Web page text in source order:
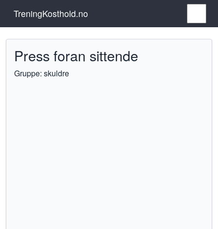
TreningKosthold.no
Press foran sittende
Gruppe: skuldre